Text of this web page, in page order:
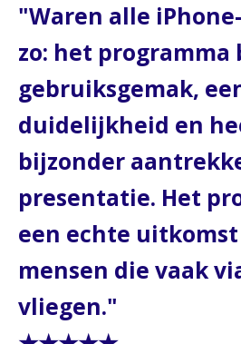
"Waren alle
zo: het
gebruiksgemak,
duidelijkheid en
bijzonder
presentatie. Het
een echte
mensen die vaak
vliegen."